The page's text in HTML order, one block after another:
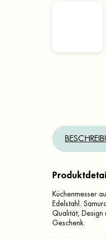
Küchenmesser
Edelstahl.
Qualität, Design
Geschenk.